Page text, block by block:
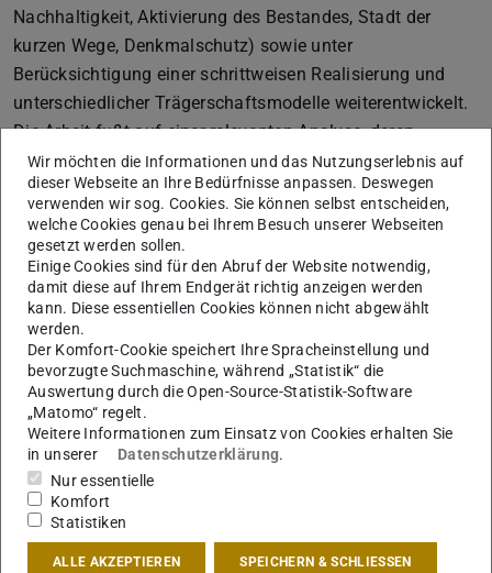
Nachhaltigkeit, Aktivierung des Bestandes, Stadt der
kurzen Wege, Denkmalschutz) sowie unter
Berücksichtigung einer schrittweisen Realisierung und
unterschiedlicher Trägerschaftsmodelle weiterentwickelt.
Die Arbeit fußt auf einer relevanten Analyse, deren
Erkenntnisse in ein robustes Strukturkonzept überführt
werden. Eine vielschichtige und dem Ort angemessene
Themensetzung sowie eine sinnvolle Auseinandersetzung
mit strategischen Entwicklungsschritten ergänzt den
konzeptionellen Ansatz, welcher professionell und gut
argumentiert umgesetzt wird. Die Arbeit überzeugt durch
ihren robusten Städtebau mit situativ gelösten Details
und einer spannungsvollen Sequenz öffentlicher Räume,
deren Qualität mit ansprechenden Atmosphären belegt
wird. Die typologische Ausarbeitung weist einen hohen
Grad an Tiefe auf und unterstützt das städtebauliche
Konzept der heterogenen Vielfalt.
Die Arbeit ist vollständig, vielschichtig, sehr gut
strukturiert und besticht durch eine ihre eigene visuelle
Sprache mit phantasievollen Darstellungsformen mit
Wir möchten die Informationen und das Nutzungserlebnis auf
dieser Webseite an Ihre Bedürfnisse anpassen. Deswegen
verwenden wir sog. Cookies. Sie können selbst entscheiden,
welche Cookies genau bei Ihrem Besuch unserer Webseiten
gesetzt werden sollen.
Einige Cookies sind für den Abruf der Website notwendig,
damit diese auf Ihrem Endgerät richtig anzeigen werden
kann. Diese essentiellen Cookies können nicht abgewählt
werden.
Der Komfort-Cookie speichert Ihre Spracheinstellung und
bevorzugte Suchmaschine, während „Statistik“ die
Auswertung durch die Open-Source-Statistik-Software
„Matomo“ regelt.
Weitere Informationen zum Einsatz von Cookies erhalten Sie
in unserer
Datenschutzerklärung.
Nur essentielle
Komfort
Statistiken
ALLE AKZEPTIEREN SPEICHERN & SCHLIESSEN